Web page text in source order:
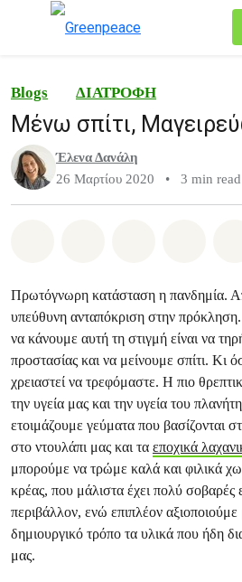
Blogs ΔΙΑΤΡΟΦΗ
Μένω σπίτι,
Έλενα Δανάλη
26 Μαρτίου 2020
• 3 min read
Πρωτόγνωρη κατάσταση η πανδημία.
υπεύθυνη ανταπόκριση στην
να κάνουμε αυτή τη στιγμή είναι να
προστασίας και να μείνουμε σπίτι. Κι
χρειαστεί να τρεφόμαστε. Η πιο
την υγεία μας και την υγεία του
ετοιμάζουμε γεύματα που βασίζονται
στο ντουλάπι μας και τα εποχικά
μπορούμε να τρώμε καλά και φιλικά
κρέας, που μάλιστα έχει πολύ σοβαρές
περιβάλλον, ενώ επιπλέον
δημιουργικό τρόπο τα υλικά που ήδη
μας.